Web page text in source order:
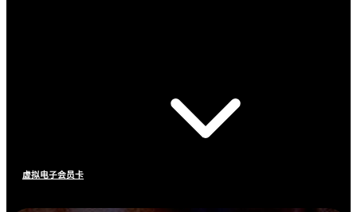
虚拟电子会员卡